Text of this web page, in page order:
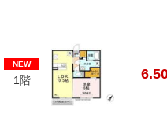
NEW
1階